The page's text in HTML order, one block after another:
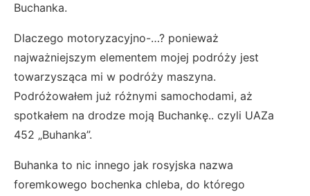
Buchanka.
Dlaczego motoryzacyjno-…? ponieważ
najważniejszym elementem mojej podróży jest
towarzysząca mi w podróży maszyna.
Podróżowałem już różnymi samochodami, aż
spotkałem na drodze moją Buchankę.. czyli UAZa
452 „Buhanka”.
Buhanka to nic innego jak rosyjska nazwa
foremkowego bochenka chleba, do którego